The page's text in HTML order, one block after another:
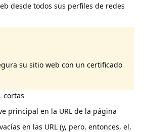
desde todos sus perfiles de redes
su sitio web con un certificado
cortas
principal en la URL de la página
en las URL (y, pero, entonces, el,